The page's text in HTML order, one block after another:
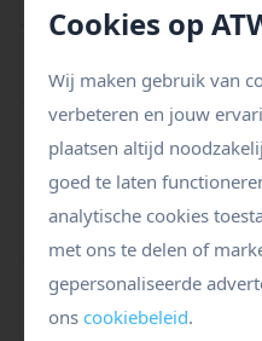
km
11 – 15
km
€ 3,25 €
16 – 20
€ 3,50 €
21 – 40
km
Cookies op
Wij maken gebruik van
verbeteren en jouw
plaatsen altijd
goed te laten
analytische cookies
met ons te delen of
gepersonaliseerde
ons cookiebeleid.